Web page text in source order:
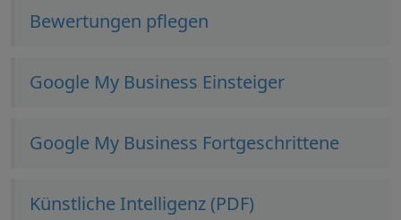
Bewertungen pflegen
Google My Business Einsteiger
Google My Business Fortgeschrittene
Künstliche Intelligenz (PDF)